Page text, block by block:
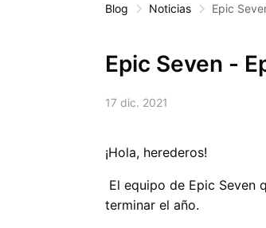
Blog Noticias Epic
Epic Seven -
17 dic. 2021
¡Hola, herederos!
El equipo de Epic Seven
terminar el año.